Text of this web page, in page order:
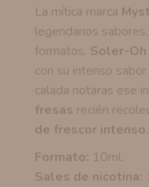
La mítica marca
legendarios
formatos. Soler-
con su intenso sabor
calada notaras ese
fresas recién
de frescor intenso.
Formato: 10ml.
Sales de nicotina: